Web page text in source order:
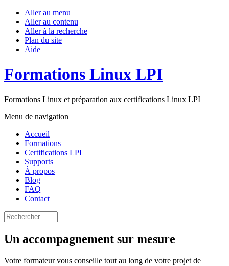
Aller au menu
Aller au contenu
Aller à la recherche
Plan du site
Aide
Formations Linux LPI
Formations Linux et préparation aux certifications Linux LPI
Menu de navigation
Accueil
Formations
Certifications LPI
Supports
À propos
Blog
FAQ
Contact
Un accompagnement sur mesure
Votre formateur vous conseille tout au long de votre projet de